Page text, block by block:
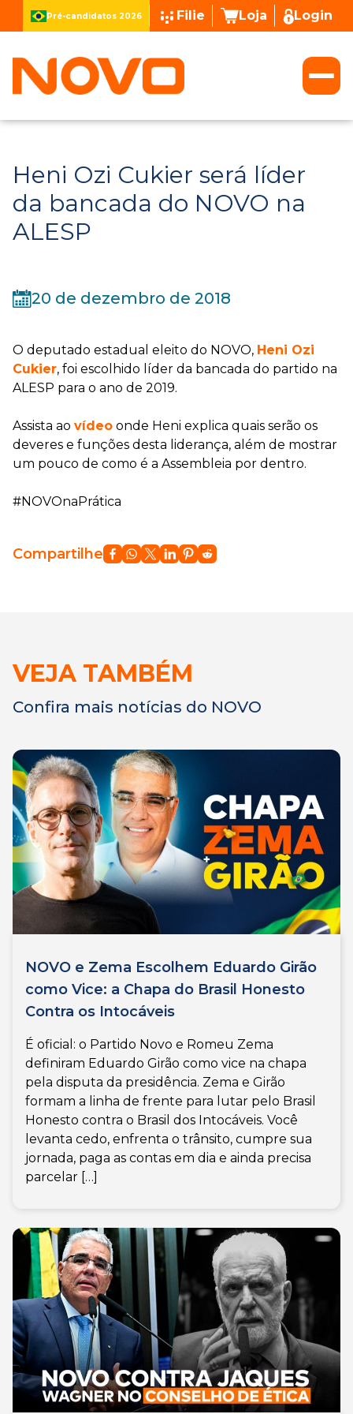
Pré-candidatos 2026 Filie Loja Login
Heni Ozi Cukier será líder
da bancada do NOVO na
ALESP
20 de dezembro de 2018
O deputado estadual eleito do NOVO, Heni Ozi
Cukier, foi escolhido líder da bancada do partido na
ALESP para o ano de 2019.
Assista ao vídeo onde Heni explica quais serão os
deveres e funções desta liderança, além de mostrar
um pouco de como é a Assembleia por dentro.
#NOVOnaPrática
Compartilhe
VEJA TAMBÉM
Confira mais notícias do NOVO
NOVO e Zema Escolhem Eduardo Girão
como Vice: a Chapa do Brasil Honesto
Contra os Intocáveis
É oficial: o Partido Novo e Romeu Zema
definiram Eduardo Girão como vice na chapa
pela disputa da presidência. Zema e Girão
formam a linha de frente para lutar pelo Brasil
Honesto contra o Brasil dos Intocáveis. Você
levanta cedo, enfrenta o trânsito, cumpre sua
jornada, paga as contas em dia e ainda precisa
parcelar […]